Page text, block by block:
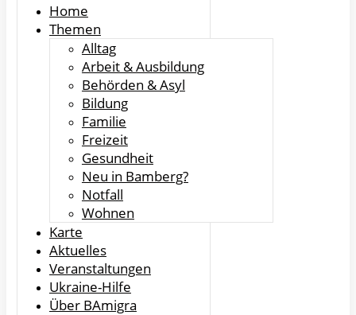
Home
Themen
Alltag
Arbeit & Ausbildung
Behörden & Asyl
Bildung
Familie
Freizeit
Gesundheit
Neu in Bamberg?
Notfall
Wohnen
Karte
Aktuelles
Veranstaltungen
Ukraine-Hilfe
Über BAmigra